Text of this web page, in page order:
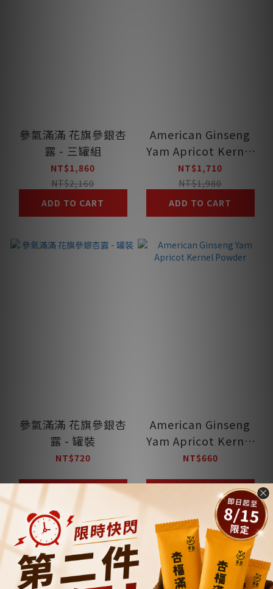
參氣滿滿 花旗參銀杏
露 - 三罐組
NT$1,860
NT$2,160
ADD TO CART
American Ginseng
Yam Apricot Kernel
Powder
NT$1,710
NT$1,980
ADD TO CART
參氣滿滿 花旗參銀杏
露 - 罐裝
NT$720
ADD TO CART
American Ginseng
Yam Apricot Kernel
Powder
NT$660
ADD TO CART